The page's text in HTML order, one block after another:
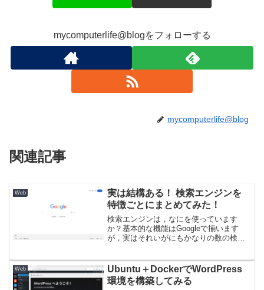
mycomputerlife@blogをフォローする
mycomputerlife@blog
関連記事
Web
実は結構ある！ 検索エンジンを
特徴ごとにまとめてみた！
検索エンジンは，なにを使っています
か？基本的な機能はGoogleで揃います
が，実はそれいがにもかなりの数の検索
ンジンを紹介していこうと思います。
①GoogleGoogl...
Web
Ubuntu＋DockerでWordPress
環境を構築してみる